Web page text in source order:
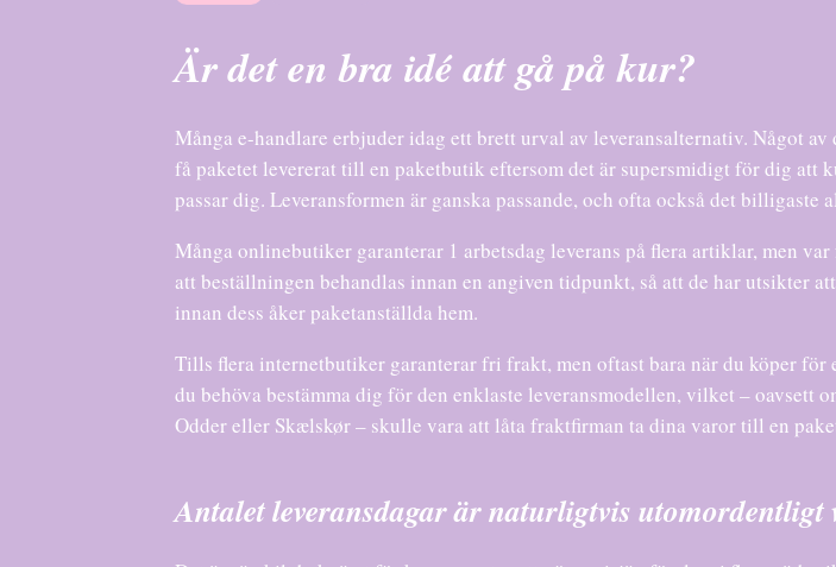
Är det en bra idé att gå på kur?
Många e-handlare erbjuder idag ett brett urval av leveransalternativ. Något
få paketet levererat till en paketbutik eftersom det är supersmidigt för dig att
passar dig. Leveransformen är ganska passande, och ofta också det billigaste
Många onlinebutiker garanterar 1 arbetsdag leverans på flera artiklar, men
att beställningen behandlas innan en angiven tidpunkt, så att de har utsikter
innan dess åker paketanställda hem.
Tills flera internetbutiker garanterar fri frakt, men oftast bara när du köper för
du behöva bestämma dig för den enklaste leveransmodellen, vilket – oavsett
Odder eller Skælskør – skulle vara att låta fraktfirman ta dina varor till en
Antalet leveransdagar är naturligtvis